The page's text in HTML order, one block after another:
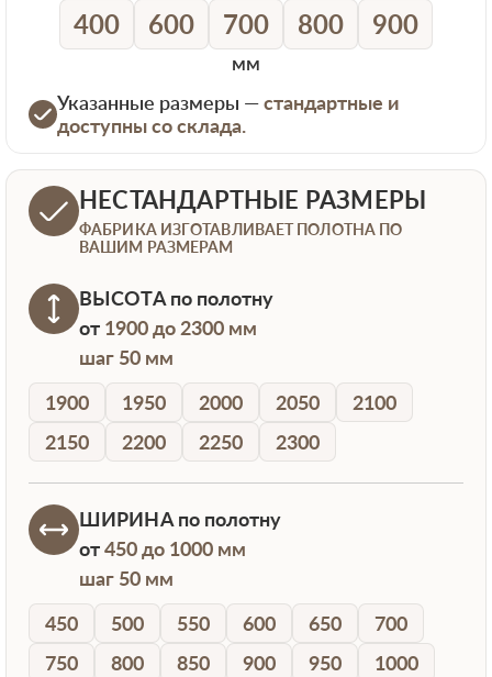
400 600 700 800 900
мм
Указанные размеры —стандартные и
доступны со склада.
НЕСТАНДАРТНЫЕ РАЗМЕРЫ
ФАБРИКА ИЗГОТАВЛИВАЕТ ПОЛОТНА ПО
ВАШИМ РАЗМЕРАМ
ВЫСОТАпо полотну
от 1900 до 2300 мм
шаг 50 мм
1900
1950 2000 2050
2100
2150
2200 2250 2300
ШИРИНАпо полотну
от450 до 1000 мм
шаг 50 мм
450
500 550 600 650
700
750
800 850 900 950 1000